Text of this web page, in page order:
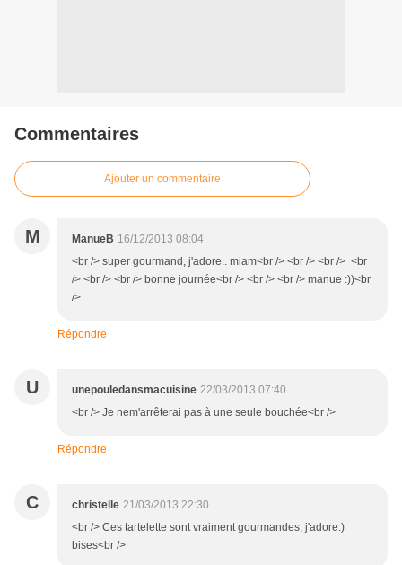
Commentaires
Ajouter un commentaire
M ManueB 16/12/2013 08:04
<br /> super gourmand, j'adore.. miam<br /> <br /> <br /> <br
/> <br /> <br /> bonne journée<br /> <br /> <br /> manue :))<br
/>
Répondre
U unepouledansmacuisine 22/03/2013 07:40
<br /> Je nem'arrêterai pas à une seule bouchée<br />
Répondre
C christelle 21/03/2013 22:30
<br /> Ces tartelette sont vraiment gourmandes, j'adore:)
bises<br />